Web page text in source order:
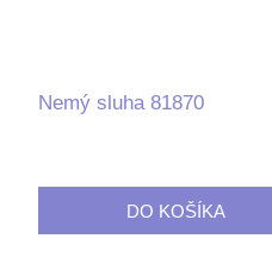
Nemý sluha 81870